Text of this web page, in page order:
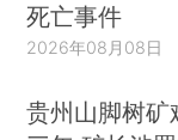
死亡事件
2026年08月08日
贵州山脚树矿